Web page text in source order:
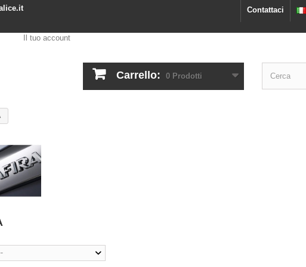
Contattaci
Carrello: 0 Prodotti
Il tuo account